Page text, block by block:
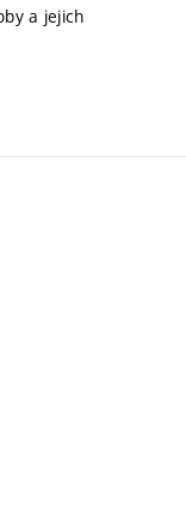
a jejich